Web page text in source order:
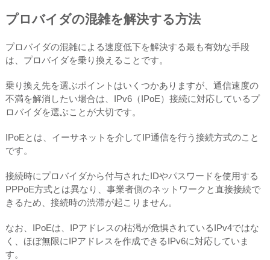
プロバイダの混雑を解決する方法
プロバイダの混雑による速度低下を解決する最も有効な手段
は、プロバイダを乗り換えることです。
乗り換え先を選ぶポイントはいくつかありますが、通信速度の
不満を解消したい場合は、IPv6（IPoE）接続に対応しているプ
ロバイダを選ぶことが大切です。
IPoEとは、イーサネットを介してIP通信を行う接続方式のこと
です。
接続時にプロバイダから付与されたIDやパスワードを使用する
PPPoE方式とは異なり、事業者側のネットワークと直接接続で
きるため、接続時の渋滞が起こりません。
なお、IPoEは、IPアドレスの枯渇が危惧されているIPv4ではな
く、ほぼ無限にIPアドレスを作成できるIPv6に対応していま
す。